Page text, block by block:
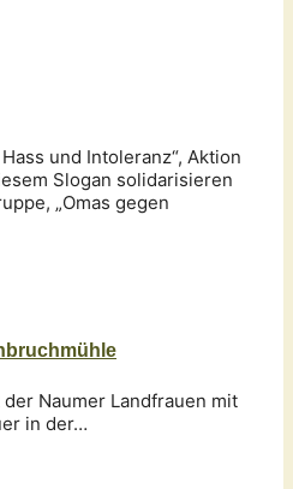
und Intoleranz“, Aktion
Slogan solidarisieren
„Omas gegen
Naumer Landfrauen mit
in der…